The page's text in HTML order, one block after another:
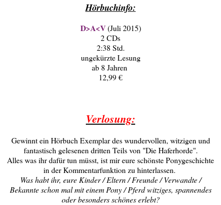
Hörbuchinfo:
D>A<V(Juli 2015)
2 CDs
2:38 Std.
ungekürzte Lesung
ab 8 Jahren
12,99 €
Verlosung:
Gewinnt ein Hörbuch Exemplar des wundervollen, witzigen und
fantastisch gelesenen dritten Teils von "Die Haferhorde".
Alles was ihr dafür tun müsst, ist mir eure schönste Ponygeschichte
in der Kommentarfunktion zu hinterlassen.
Was habt ihr, eure Kinder / Eltern / Freunde / Verwandte /
Bekannte schon mal mit einem Pony / Pferd witziges, spannendes
oder besonders schönes erlebt?